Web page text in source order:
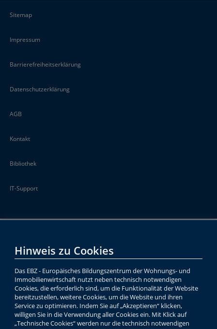
Sitemap
Impressum
Barrierefreiheitserklärung
Datenschutzerklärung
AGB
Kontakt
Bibliothek
IT-Support
Hinweis zu Cookies
Das EBZ - Europäisches Bildungszentrum der Wohnungs- und
Immobilienwirtschaft nutzt neben technisch notwendigen
Cookies, die erforderlich sind, um die Funktionalität der Website
bereitzustellen, weitere Cookies, um die Website und ihren
Service zu optimieren. Indem Sie auf „Akzeptieren“ klicken,
willigen Sie in die Verwendung aller Cookies ein. Mit Klick auf
„Technische Cookies“ werden nur die technisch notwendigen